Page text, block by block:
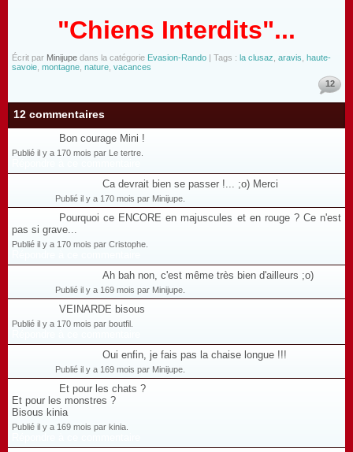
"Chiens Interdits"...
Écrit par Minijupe dans la catégorie Evasion-Rando | Tags : la clusaz aravis
haute-
savoie montagne nature vacances
12
12 commentaires
Bon courage Mini !
Publié il y a 170 mois par Le tertre.
Ca devrait bien se passer !... ;o) Merci
Publié il y a 170 mois par Minijupe.
Pourquoi ce ENCORE en majuscules et en rouge ? Ce n'est
pas si grave...
Publié il y a 170 mois par Cristophe.
Ah bah non, c'est même très bien d'ailleurs ;o)
Publié il y a 169 mois par Minijupe.
VEINARDE bisous
Publié il y a 170 mois par boutfil.
Oui enfin, je fais pas la chaise longue !!!
Publié il y a 169 mois par Minijupe.
Et pour les chats ?
Et pour les monstres ?
Bisous kinia
Publié il y a 169 mois par kinia.